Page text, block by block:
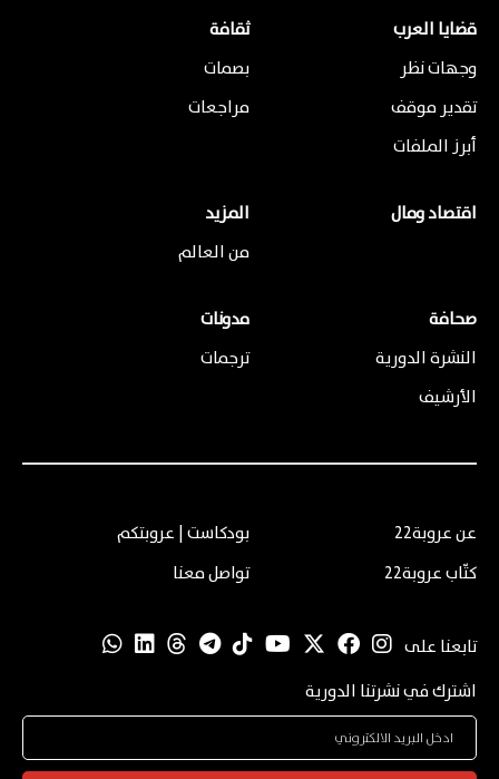
قضايا العرب
وجهات نظر
تقدير موقف
أبرز الملفات
ثقافة
بصمات
مراجعات
اقتصاد ومال
المزيد
من العالم
صحافة
النشرة الدورية
الأرشيف
مدونات
ترجمات
عن عروبة22
كتّاب عروبة22
بودكاست | عروبتكم
تواصل معنا
تابعنا على
اشترك في نشرتنا الدورية